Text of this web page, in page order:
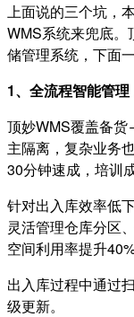
上面说的三个坑，
WMS系统来兜底。
储管理系统，下面
1、全流程智能管
顶妙WMS覆盖备
主隔离，复杂业务
30分钟速成，培训
针对出入库效率低
灵活管理仓库分区
空间利用率提升40%
出入库过程中通过
级更新。